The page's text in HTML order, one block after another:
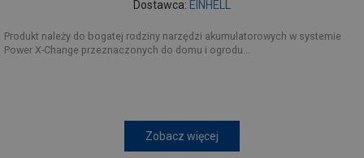
Dostawca: EINHELL
Produkt należy do bogatej rodziny narzędzi akumulatorowych w systemie
Power X-Change przeznaczonych do domu i ogrodu...
Zobacz więcej